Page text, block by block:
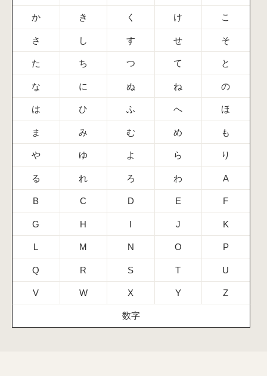
か き く け こ
さ し す せ そ
た ち つ て と
な に ぬ ね の
は ひ ふ へ ほ
ま み む め も
や ゆ よ ら り
る れ ろ わ A
B C D E F
G H I J K
L M N O P
Q R S T U
V W X Y Z
数字